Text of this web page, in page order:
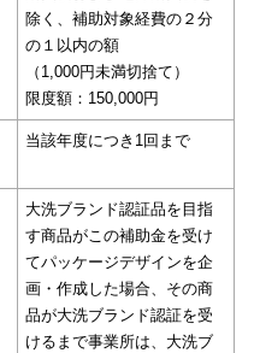
除く、補助対象経費の２分
の１以内の額
（1,000円未満切捨て）
限度額：150,000円
当該年度につき1回まで
大洗ブランド認証品を目指
す商品がこの補助金を受け
てパッケージデザインを企
画・作成した場合、その商
品が大洗ブランド認証を受
けるまで事業所は、大洗ブ